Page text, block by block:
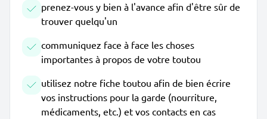
prenez-vous y bien à l'avance afin d'être sûr de
trouver quelqu'un
communiquez face à face les choses
importantes à propos de votre toutou
utilisez notre fiche toutou afin de bien écrire
vos instructions pour la garde (nourriture,
médicaments, etc.) et vos contacts en cas